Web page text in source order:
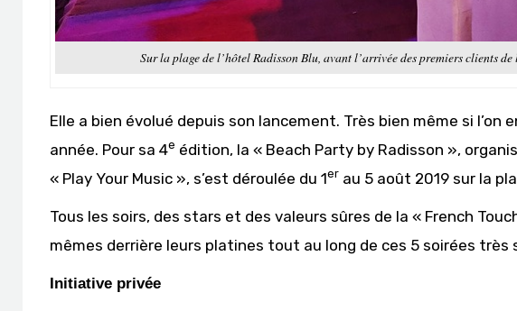
Sur la plage de l’hôtel Radisson Blu, avant l’arrivée des premiers clients
Elle a bien évolué depuis son lancement. Très bien même si
année. Pour sa 4e édition, la « Beach Party by Radisson »,
« Play Your Music », s’est déroulée du 1er au 5 août 2019 sur la
Tous les soirs, des stars et des valeurs sûres de la « French
mêmes derrière leurs platines tout au long de ces 5 soirées très
Initiative privée